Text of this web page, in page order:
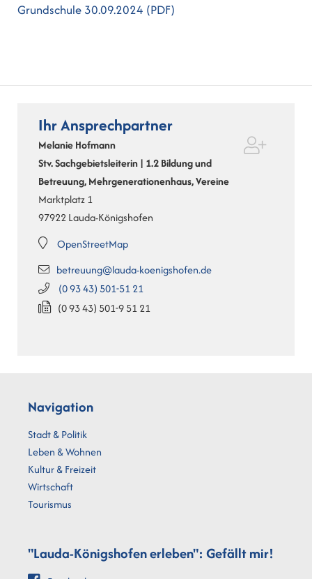
Grundschule 30.09.2024 (PDF)
Ihr Ansprechpartner
MelanieHofmann
Stv. Sachgebietsleiterin | 1.2 Bildung und
Betreuung, Mehrgenerationenhaus, Vereine
Marktplatz 1
97922Lauda-Königshofen
OpenStreetMap
betreuung@lauda-koenigshofen.de
(09343) 501-5121
(09343) 501-95121
Navigation
Stadt & Politik
Leben & Wohnen
Kultur & Freizeit
Wirtschaft
Tourismus
"Lauda-Königshofen erleben": Gefällt mir!